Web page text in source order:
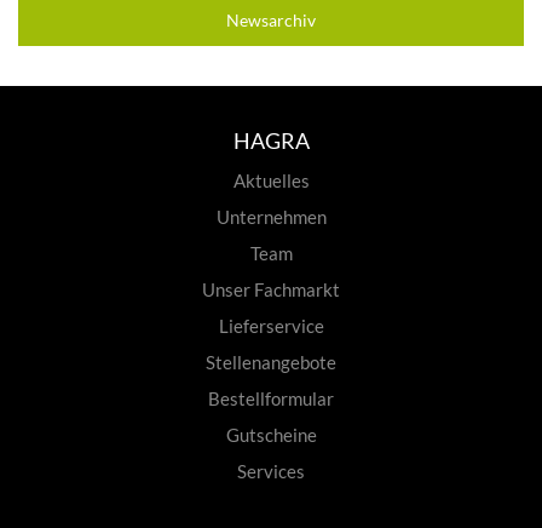
Newsarchiv
HAGRA
Aktuelles
Unternehmen
Team
Unser Fachmarkt
Lieferservice
Stellenangebote
Bestellformular
Gutscheine
Services